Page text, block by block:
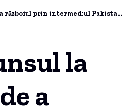
prin intermediul Pakistanului.
la
a